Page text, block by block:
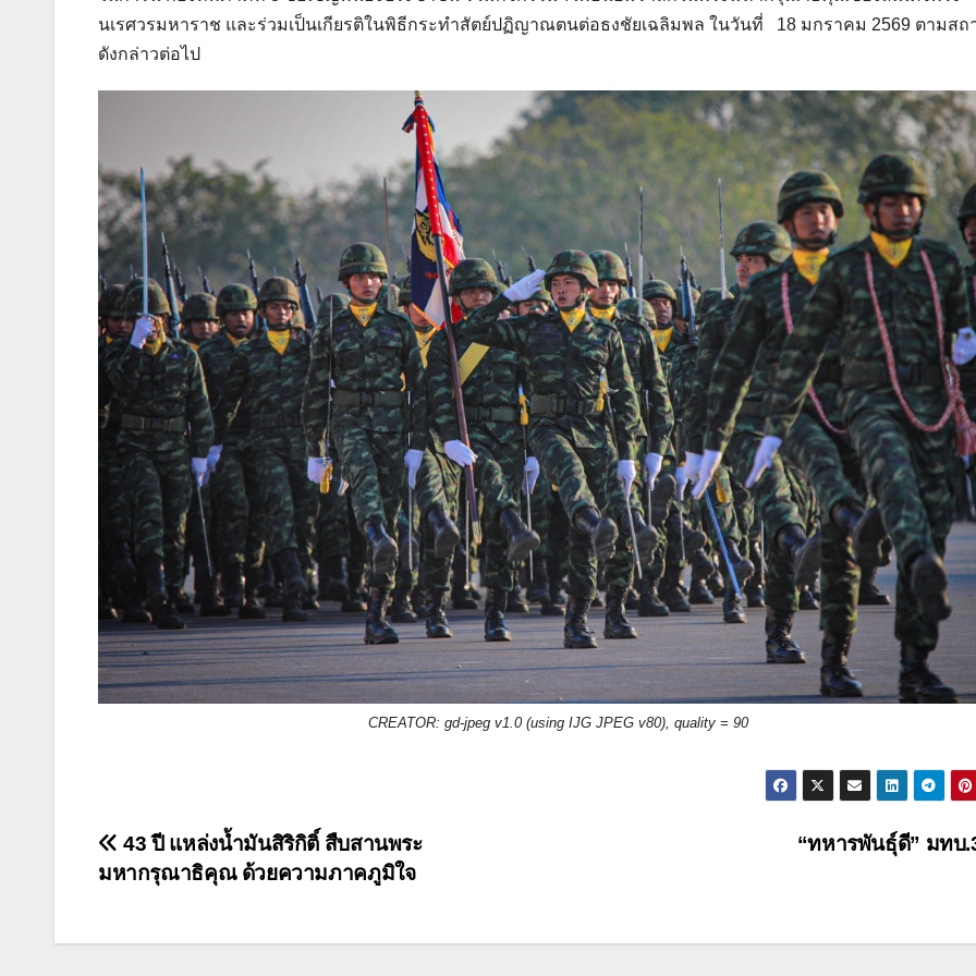
นเรศวรมหาราช และร่วมเป็นเกียรติในพิธีกระทำสัตย์ปฏิญาณตนต่อธงชัยเฉลิมพล ในวันที่ 18 มกราคม 2569 ตามสถ
ดังกล่าวต่อไป
CREATOR: gd-jpeg v1.0 (using IJG JPEG v80), quality = 90
แนะแนว
เรื่อง
“ทหารพันธุ์ดี” มทบ
43 ปี แหล่งน้ำมันสิริกิติ์ สืบสานพระ
มหากรุณาธิคุณ ด้วยความภาคภูมิใจ